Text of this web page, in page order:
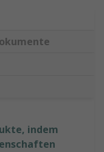
indem